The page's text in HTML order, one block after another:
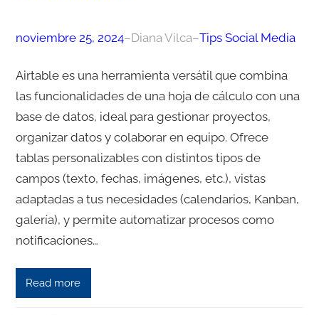
noviembre 25, 2024–Diana Vilca–Tips Social Media
Airtable es una herramienta versátil que combina
las funcionalidades de una hoja de cálculo con una
base de datos, ideal para gestionar proyectos,
organizar datos y colaborar en equipo. Ofrece
tablas personalizables con distintos tipos de
campos (texto, fechas, imágenes, etc.), vistas
adaptadas a tus necesidades (calendarios, Kanban,
galería), y permite automatizar procesos como
notificaciones…
Read more